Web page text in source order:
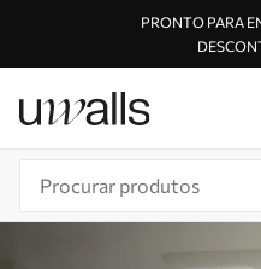
PRONTO PARA